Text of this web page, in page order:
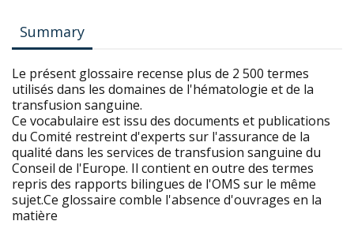
Summary
Le présent glossaire recense plus de 2 500 termes
utilisés dans les domaines de l'hématologie et de la
transfusion sanguine.
Ce vocabulaire est issu des documents et publications
du Comité restreint d'experts sur l'assurance de la
qualité dans les services de transfusion sanguine du
Conseil de l'Europe. Il contient en outre des termes
repris des rapports bilingues de l'OMS sur le même
sujet.Ce glossaire comble l'absence d'ouvrages en la
matière